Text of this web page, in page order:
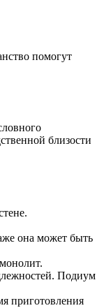
помогут
близости
она может быть
Подиум
приготовления